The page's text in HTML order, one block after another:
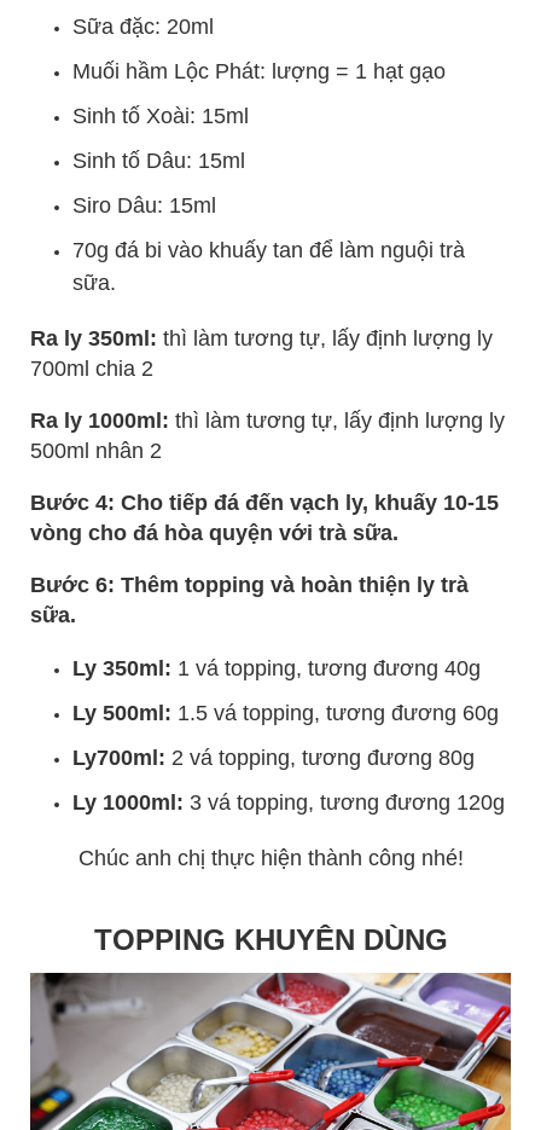
Sữa đặc: 20ml
Muối hầm Lộc Phát: lượng = 1 hạt gạo
Sinh tố Xoài: 15ml
Sinh tố Dâu: 15ml
Siro Dâu: 15ml
70g đá bi vào khuấy tan để làm nguội trà
sữa.
Ra ly 350ml: thì làm tương tự, lấy định lượng ly
700ml chia 2
Ra ly 1000ml: thì làm tương tự, lấy định lượng ly
500ml nhân 2
Bước 4: Cho tiếp đá đến vạch ly, khuấy 10-15
vòng cho đá hòa quyện với trà sữa.
Bước 6: Thêm topping và hoàn thiện ly trà
sữa.
Ly 350ml: 1 vá topping, tương đương 40g
Ly 500ml: 1.5 vá topping, tương đương 60g
Ly700ml: 2 vá topping, tương đương 80g
Ly 1000ml: 3 vá topping, tương đương 120g
Chúc anh chị thực hiện thành công nhé!
TOPPING KHUYÊN DÙNG